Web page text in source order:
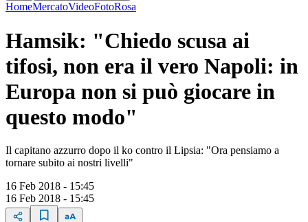
HomeMercatoVideoFotoRosa
Hamsik: "Chiedo scusa ai
tifosi, non era il vero Napoli: in
Europa non si può giocare in
questo modo"
Il capitano azzurro dopo il ko contro il Lipsia: "Ora pensiamo a
tornare subito ai nostri livelli"
16 Feb 2018 - 15:45
16 Feb 2018 - 15:45